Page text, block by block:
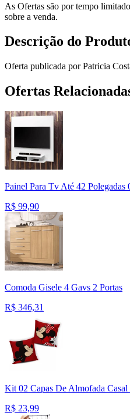
As Ofertas são por tempo
sobre a venda.
Descrição do
Oferta publicada por Patricia
Ofertas
Painel Para Tv Até 42
R$ 99,90
Comoda Gisele 4 Gavs 2 Portas
R$ 346,31
Kit 02 Capas De Almofada
R$ 23,99